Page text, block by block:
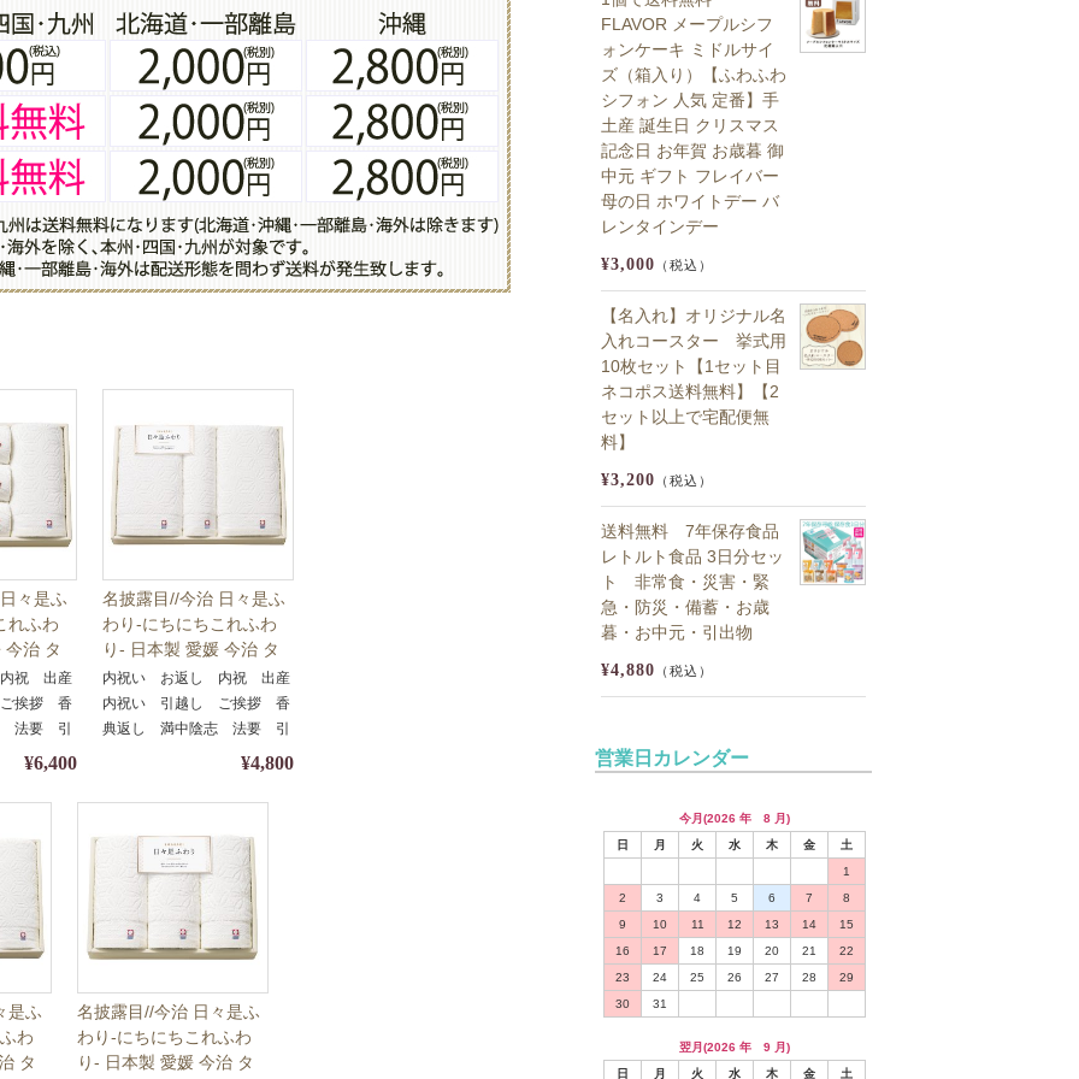
々是ふ
れふわ
今治 タ
64580//
・ギフ
元・お
祝 出産
挨拶 香
法要 引
気祝い
¥6,400
名披露目//今治 日々是ふ
わり-にちにちこれふわ
り- 日本製 愛媛 今治 タ
オルセット tkd-64560//
引き出物・引出物・ギフ
ト・内祝い・お中元・お
内祝い お返し 内祝 出産
内祝い 引越し ご挨拶 香
典返し 満中陰志 法要 引
き出物 引出物 快気祝い
¥4,800
是ふ
わ
タ
名披露目//今治 日々是ふ
わり-にちにちこれふわ
り- 日本製 愛媛 今治 タ
FLAVOR メープルシフ
ォンケーキ ミドルサイ
ズ（箱入り）【ふわふわ
シフォン 人気 定番】手
土産 誕生日 クリスマス
記念日 お年賀 お歳暮 御
中元 ギフト フレイバー
母の日 ホワイトデー バ
レンタインデー
¥3,000 （税込）
【名入れ】オリジナル名
入れコースター 挙式用
10枚セット【1セット目
ネコポス送料無料】【2
セット以上で宅配便無
料】
¥3,200 （税込）
送料無料 7年保存食品
レトルト食品 3日分セッ
ト 非常食・災害・緊
急・防災・備蓄・お歳
暮・お中元・引出物
¥4,880 （税込）
営業日カレンダー
今月(2026 年 8 月)
日
月 火 水 木 金
土
1
2
3 4 5 6 7
8
9
10 11 12 13 14
15
16
17 18 19 20 21
22
23
24 25 26 27 28
29
30
31
翌月(2026 年 9 月)
日
月 火 水 木 金 土